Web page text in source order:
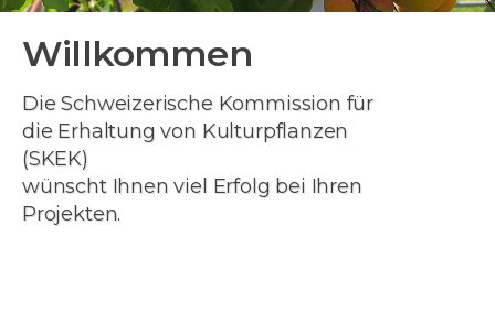
Willkommen
Die Schweizerische Kommission für
die Erhaltung von Kulturpflanzen
(SKEK)
wünscht Ihnen viel Erfolg bei Ihren
Projekten.